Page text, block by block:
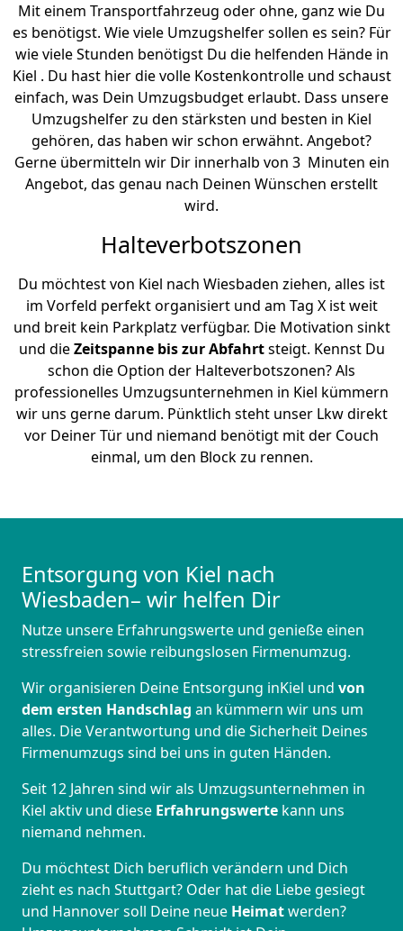
Mit einem Transportfahrzeug oder ohne, ganz wie Du
es benötigst. Wie viele Umzugshelfer sollen es sein? Für
wie viele Stunden benötigst Du die helfenden Hände in
Kiel . Du hast hier die volle Kostenkontrolle und schaust
einfach, was Dein Umzugsbudget erlaubt. Dass unsere
Umzugshelfer zu den stärksten und besten in Kiel
gehören, das haben wir schon erwähnt. Angebot?
Gerne übermitteln wir Dir innerhalb von 3 Minuten ein
Angebot, das genau nach Deinen Wünschen erstellt
wird.
Halteverbotszonen
Du möchtest von Kiel nach Wiesbaden ziehen, alles ist
im Vorfeld perfekt organisiert und am Tag X ist weit
und breit kein Parkplatz verfügbar. Die Motivation sinkt
und dieZeitspanne bis zur Abfahrtsteigt. Kennst Du
schon die Option der Halteverbotszonen? Als
professionelles Umzugsunternehmen in Kiel kümmern
wir uns gerne darum. Pünktlich steht unser Lkw direkt
vor Deiner Tür und niemand benötigt mit der Couch
einmal, um den Block zu rennen.
Entsorgung von Kiel nach
Wiesbaden– wir helfen Dir
Nutze unsere Erfahrungswerte und genieße einen
stressfreien sowie reibungslosen Firmenumzug.
Wir organisieren Deine Entsorgung inKiel und von
dem ersten Handschlag an kümmern wir uns um
alles. Die Verantwortung und die Sicherheit Deines
Firmenumzugs sind bei uns in guten Händen.
Seit 12 Jahren sind wir als Umzugsunternehmen in
Kiel aktiv und diese Erfahrungswerte kann uns
niemand nehmen.
Du möchtest Dich beruflich verändern und Dich
zieht es nach Stuttgart? Oder hat die Liebe gesiegt
und Hannover soll Deine neue Heimatwerden?